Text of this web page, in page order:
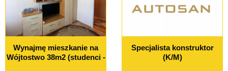
Wynajmę mieszkanie na
Wójtostwo 38m2 (studenci -
Specjalista konstruktor
(K/M)